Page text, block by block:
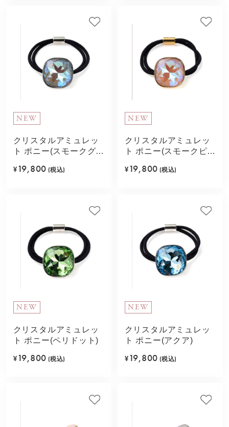
NEW
クリスタルアミュレッ
ト ポニー(スモークグレ
¥ 19,800 (税込)
NEW
クリスタルアミュレッ
ト ポニー(スモークピン
¥ 19,800 (税込)
NEW
クリスタルアミュレッ
ト ポニー(ペリドット)
¥ 19,800 (税込)
NEW
クリスタルアミュレッ
ト ポニー(アクア)
¥ 19,800 (税込)